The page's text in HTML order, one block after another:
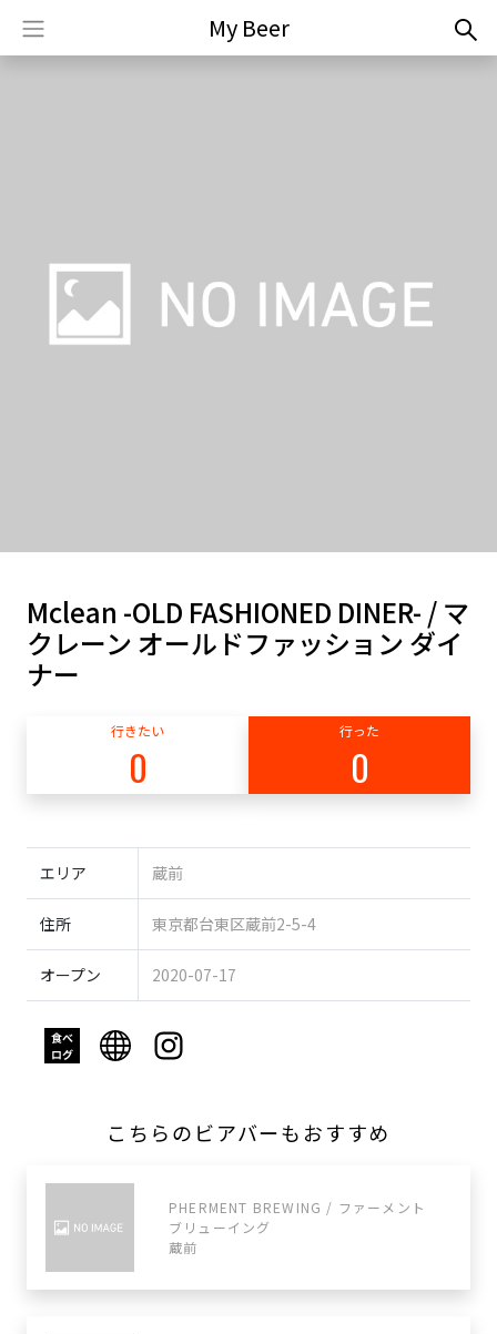
My Beer
Mclean -OLD FASHIONED DINER- / マ
クレーン オールドファッション ダイ
ナー
行きたい
0
行った
0
エリア 蔵前
住所 東京都台東区蔵前2-5-4
オープン 2020-07-17
こちらのビアバーもおすすめ
PHERMENT BREWING / ファーメント
ブリューイング
蔵前